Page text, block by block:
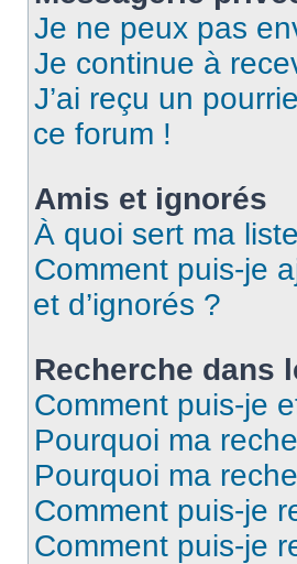
Je ne peux pas
Je continue à
J’ai reçu un
ce forum !
Amis et ignorés
À quoi sert ma
Comment puis-je
et d’ignorés ?
Recherche dans
Comment puis-je
Pourquoi ma
Pourquoi ma
Comment puis-je
Comment puis-je